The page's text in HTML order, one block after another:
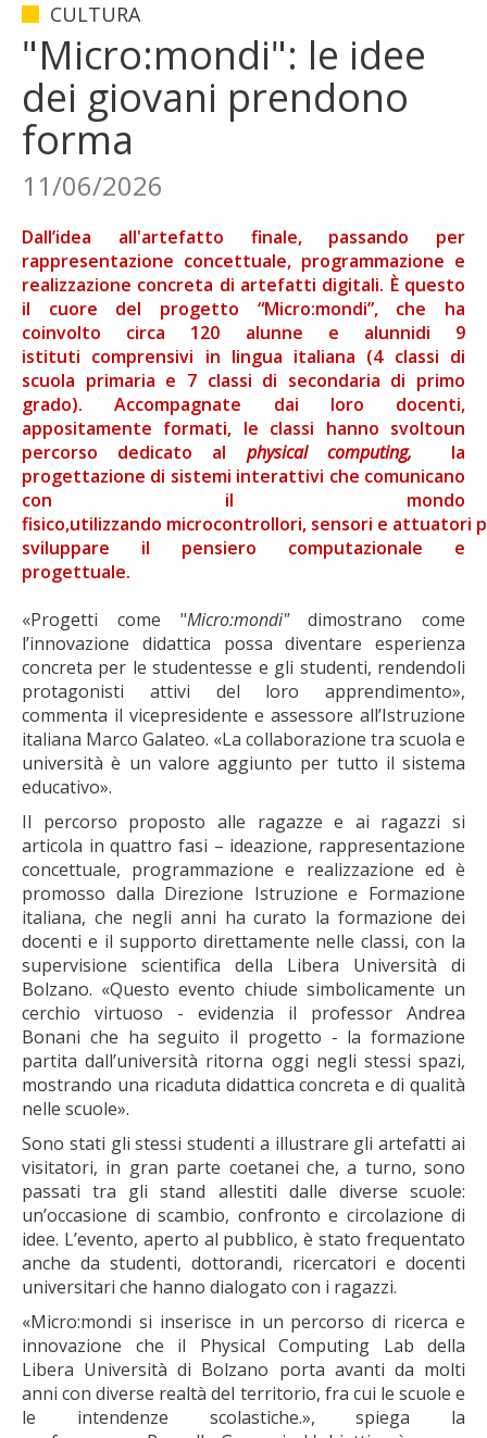
CULTURA
"Micro:mondi": le idee
dei giovani prendono
forma
11/06/2026
Dall’idea all'artefatto finale, passando per
rappresentazione concettuale, programmazione e
realizzazione concreta di artefatti digitali. È questo
il cuore del progetto “Micro:mondi”, che ha
coinvolto circa 120 alunne e alunnidi 9
istituti comprensivi in lingua italiana (4 classi di
scuola primaria e 7 classi di secondaria di primo
grado). Accompagnate dai loro docenti,
appositamente formati, le classi hanno svoltoun
percorso dedicato al physical computing,
la
progettazione di sistemi interattivi che comunicano
con il mondo
fisico,utilizzando microcontrollori, sensori e attuatori
sviluppare il pensiero computazionale e
progettuale.
«Progetti come "Micro:mondi"dimostrano come
l’innovazione didattica possa diventare esperienza
concreta per le studentesse e gli studenti, rendendoli
protagonisti attivi del loro apprendimento»,
commenta il vicepresidente e assessore all’Istruzione
italiana Marco Galateo. «La collaborazione tra scuola e
università è un valore aggiunto per tutto il sistema
educativo».
Il percorso proposto alle ragazze e ai ragazzi si
articola in quattro fasi – ideazione, rappresentazione
concettuale, programmazione e realizzazione ed è
promosso dalla Direzione Istruzione e Formazione
italiana, che negli anni ha curato la formazione dei
docenti e il supporto direttamente nelle classi, con la
supervisione scientifica della Libera Università di
Bolzano. «Questo evento chiude simbolicamente un
cerchio virtuoso - evidenzia il professor Andrea
Bonani che ha seguito il progetto - la formazione
partita dall’università ritorna oggi negli stessi spazi,
mostrando una ricaduta didattica concreta e di qualità
nelle scuole».
Sono stati gli stessi studenti a illustrare gli artefatti ai
visitatori, in gran parte coetanei che, a turno, sono
passati tra gli stand allestiti dalle diverse scuole:
un’occasione di scambio, confronto e circolazione di
idee. L’evento, aperto al pubblico, è stato frequentato
anche da studenti, dottorandi, ricercatori e docenti
universitari che hanno dialogato con i ragazzi.
«Micro:mondi si inserisce in un percorso di ricerca e
innovazione che il Physical Computing Lab della
Libera Università di Bolzano porta avanti da molti
anni con diverse realtà del territorio, fra cui le scuole e
le intendenze scolastiche.», spiega la